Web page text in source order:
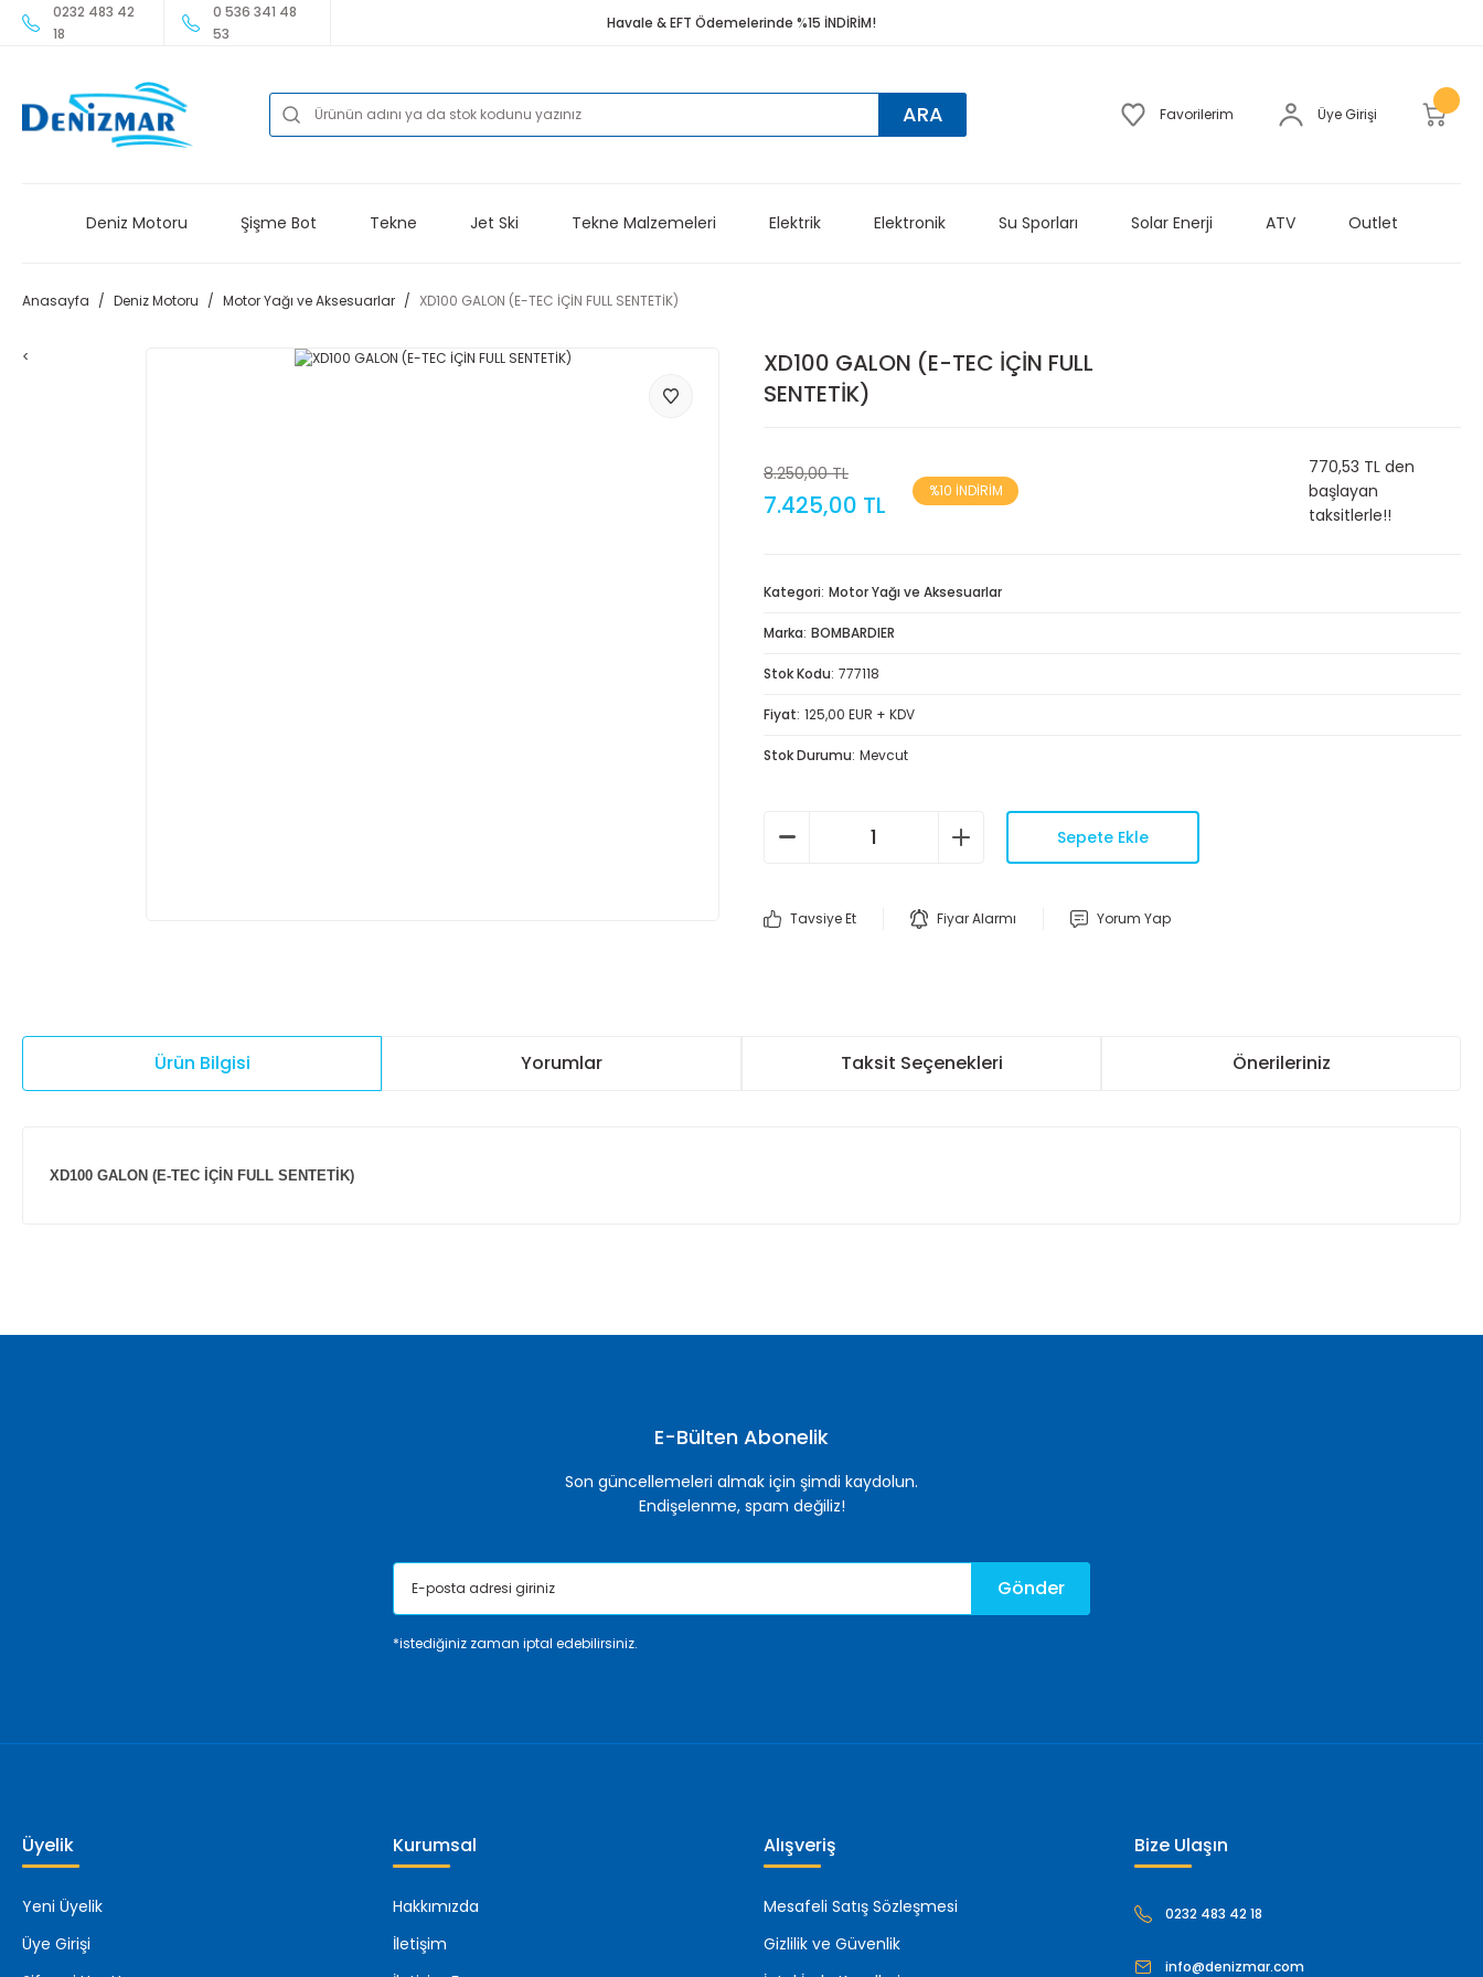
0232 483 42
18
0 536 341 48
53
Havale & EFT Ödemelerinde %15 İNDİRİM!
ARA Favorilerim Üye Girişi
Deniz Motoru Şişme Bot Tekne Jet Ski Tekne Malzemeleri Elektrik Elektronik Su Sporları Solar Enerji ATV Outlet
Anasayfa Deniz Motoru Motor Yağı ve Aksesuarlar XD100 GALON (E-TEC İÇİN FULL SENTETİK)
<
XD100 GALON (E-TEC İÇİN FULL
SENTETİK)
8.250,00 TL
7.425,00 TL %10 İNDİRİM
770,53 TL den
başlayan
taksitlerle!!
Kategori Motor Yağı ve Aksesuarlar
Marka BOMBARDIER
Stok Kodu 777118
Fiyat 125,00 EUR + KDV
Stok Durumu Mevcut
Sepete Ekle
Tavsiye Et Fiyar Alarmı Yorum Yap
Ürün Bilgisi Yorumlar Taksit Seçenekleri Önerileriniz
XD100 GALON (E-TEC İÇİN FULL SENTETİK)
E-Bülten Abonelik
Son güncellemeleri almak için şimdi kaydolun.
Endişelenme, spam değiliz!
Gönder
*istediğiniz zaman iptal edebilirsiniz.
Üyelik
Yeni Üyelik
Üye Girişi
Kurumsal
Hakkımızda
İletişim
Alışveriş
Mesafeli Satış Sözleşmesi
Gizlilik ve Güvenlik
Bize Ulaşın
0232 483 42 18
info@denizmar.com